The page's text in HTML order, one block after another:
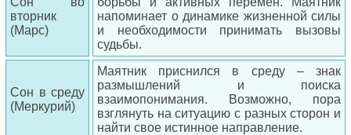
вторник
(Марс)
напоминает о динамике жизненной силы
и необходимости принимать вызовы
судьбы.
Сон в среду
(Меркурий)
Маятник приснился в среду – знак
размышлений и поиска
взаимопонимания. Возможно, пора
взглянуть на ситуацию с разных сторон и
найти свое истинное направление.